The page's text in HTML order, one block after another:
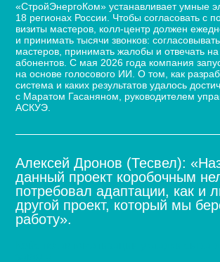
«СтройЭнергоКом» устанавливает умные
18 регионах России. Чтобы согласовать с
визиты мастеров, колл-центр должен
и принимать тысячи звонков:
мастеров, принимать жалобы и отвечать
абонентов. С мая 2026 года компания
на основе голосового ИИ. О том, как
система и каких результатов удалось
с Маратом Гасаняном, руководителем
АСКУЭ.
Алексей Дронов (Тесвел):
данный проект коробочным
потребовал адаптации, как и
другой проект, который мы
работу».